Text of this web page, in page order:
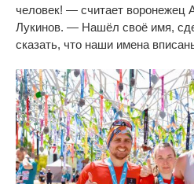
человек! — считает воронежец
Лукинов. — Нашёл своё имя,
сказать, что наши имена